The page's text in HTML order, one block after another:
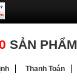
SẢN PHẨM
Thanh Toán